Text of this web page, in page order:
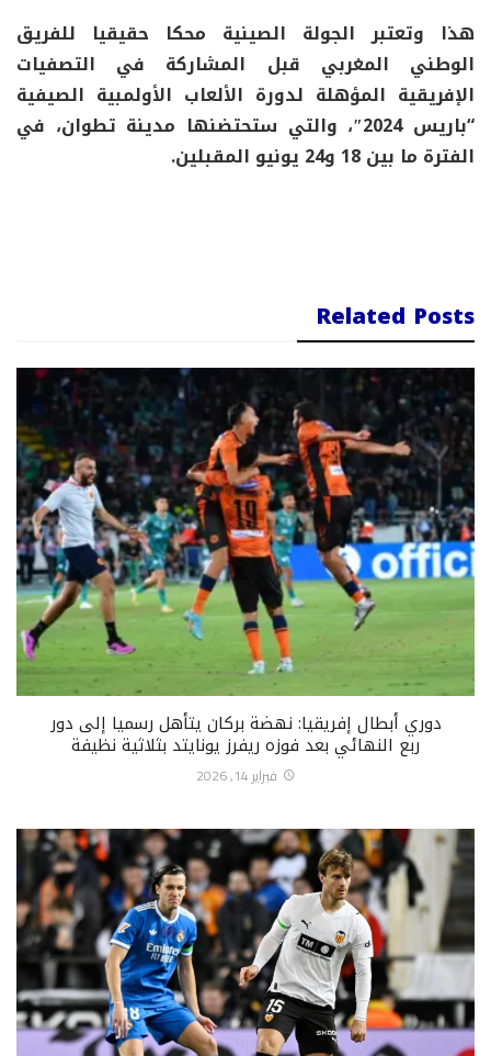
هذا وتعتبر الجولة الصينية محكا حقيقيا للفريق
الوطني المغربي قبل المشاركة في التصفيات
الإفريقية المؤهلة لدورة الألعاب الأولمبية الصيفية
“باريس 2024″، والتي ستحتضنها مدينة تطوان، في
الفترة ما بين 18 و24 يونيو المقبلين.
Related Posts
دوري أبطال إفريقيا: نهضة بركان يتأهل رسميا إلى دور
ربع النهائي بعد فوزه ريفرز يونايتد بثلاثية نظيفة
فبراير 14, 2026